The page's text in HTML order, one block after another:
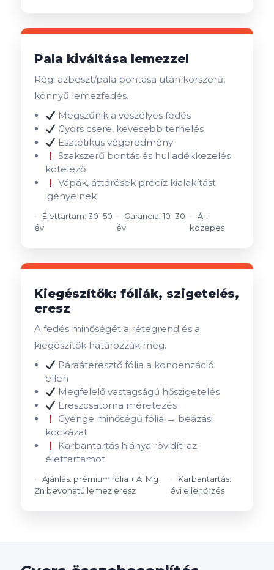
Pala kiváltása lemezzel
Régi azbeszt/pala bontása után korszerű,
könnyű lemezfedés.
Megszűnik a veszélyes fedés
Gyors csere, kevesebb terhelés
Esztétikus végeredmény
Szakszerű bontás és hulladékkezelés
kötelező
Vápák, áttörések precíz kialakítást
igényelnek
Élettartam: 30–50
év
Garancia: 10–30
év
Ár:
közepes
Kiegészítők: fóliák, szigetelés,
eresz
A fedés minőségét a rétegrend és a
kiegészítők határozzák meg.
Páraáteresztő fólia a kondenzáció
ellen
Megfelelő vastagságú hőszigetelés
Ereszcsatorna méretezés
Gyenge minőségű fólia → beázási
kockázat
Karbantartás hiánya rövidíti az
élettartamot
Ajánlás: prémium fólia + Al Mg
Zn bevonatú lemez eresz
Karbantartás:
évi ellenőrzés